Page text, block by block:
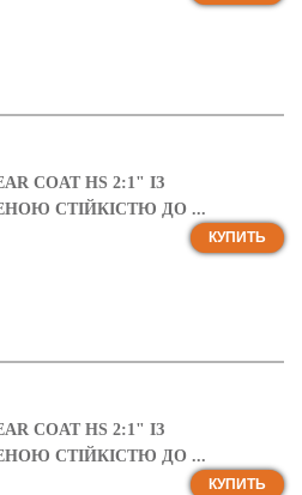
COAT HS 2:1" ІЗ
СТІЙКІСТЮ ДО ...
КУПИТЬ
COAT HS 2:1" ІЗ
СТІЙКІСТЮ ДО ...
КУПИТЬ